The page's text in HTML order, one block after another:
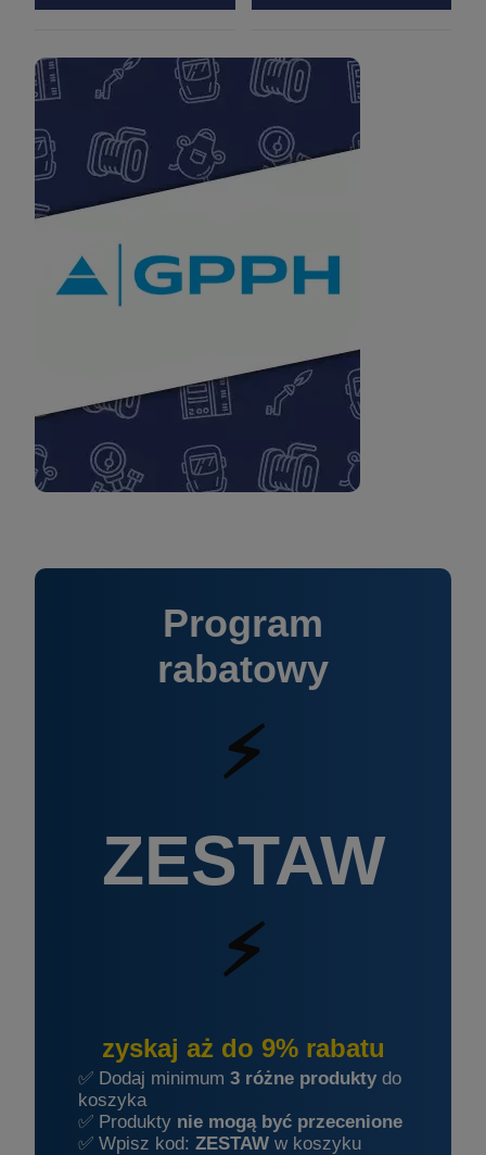
Program
rabatowy
⚡
ZESTAW
⚡
zyskaj aż do 9% rabatu
✅ Dodaj minimum 3 różne produkty do
koszyka
✅ Produkty nie mogą być przecenione
✅ Wpisz kod: ZESTAW w koszyku